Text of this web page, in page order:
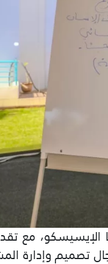
الإيسيسكو، مع
تصميم وإدارة